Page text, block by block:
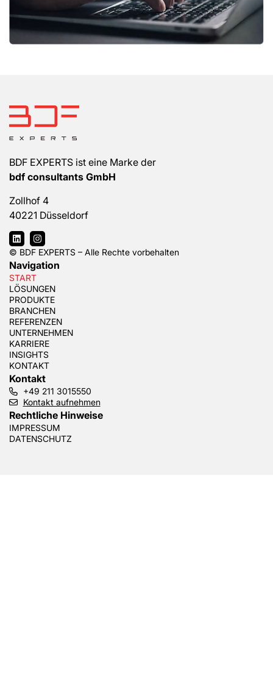
BDF EXPERTS ist eine Marke der
bdf consultants GmbH
Zollhof 4
40221 Düsseldorf
© BDF EXPERTS – Alle Rechte vorbehalten
Navigation
START
LÖSUNGEN
PRODUKTE
BRANCHEN
REFERENZEN
UNTERNEHMEN
KARRIERE
INSIGHTS
KONTAKT
Kontakt
+49 211 3015550
Kontakt aufnehmen
Rechtliche Hinweise
IMPRESSUM
DATENSCHUTZ